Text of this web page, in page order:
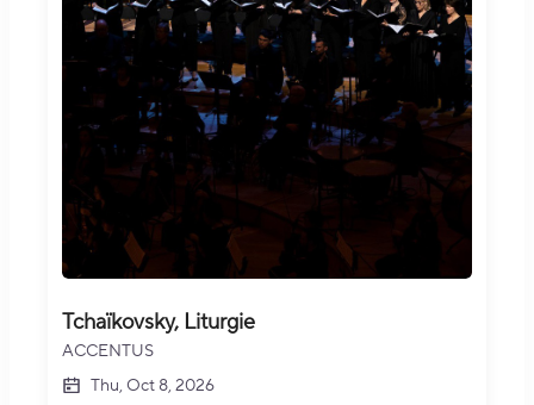
Tchaïkovsky, Liturgie
ACCENTUS
Thu, Oct 8, 2026